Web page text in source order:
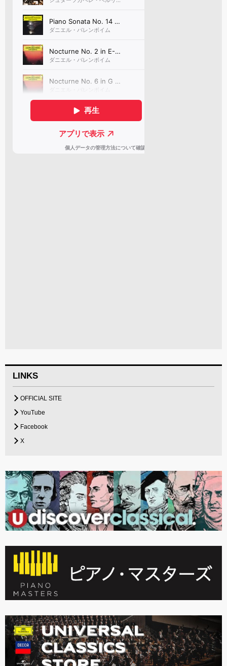
LINKS
OFFICIAL SITE
YouTube
Facebook
X